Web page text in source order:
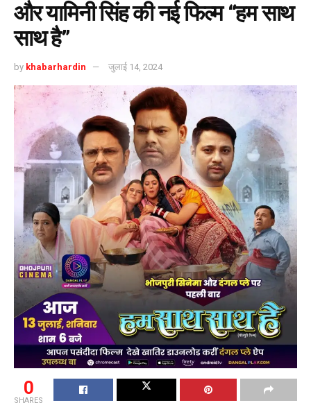
और यामिनी सिंह की नई फिल्म “हम साथ
साथ है”
by khabarhardin जुलाई 14, 2024
0
SHARES